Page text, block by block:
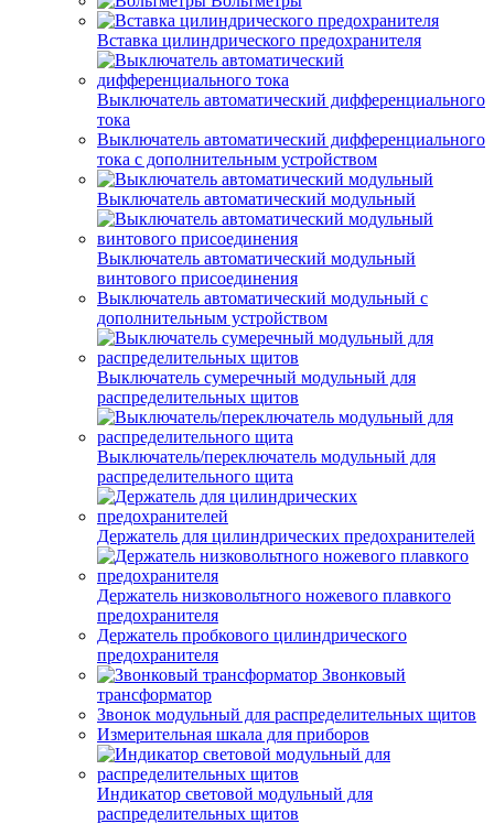
Вставка цилиндрического предохранителя
Выключатель автоматический дифференциального
тока
Выключатель автоматический дифференциального
тока с дополнительным устройством
Выключатель автоматический модульный
Выключатель автоматический модульный
винтового присоединения
Выключатель автоматический модульный с
дополнительным устройством
Выключатель сумеречный модульный для
распределительных щитов
Выключатель/переключатель модульный для
распределительного щита
Держатель для цилиндрических предохранителей
Держатель низковольтного ножевого плавкого
предохранителя
Держатель пробкового цилиндрического
предохранителя
Звонковый
трансформатор
Звонок модульный для распределительных щитов
Измерительная шкала для приборов
Индикатор световой модульный для
распределительных щитов